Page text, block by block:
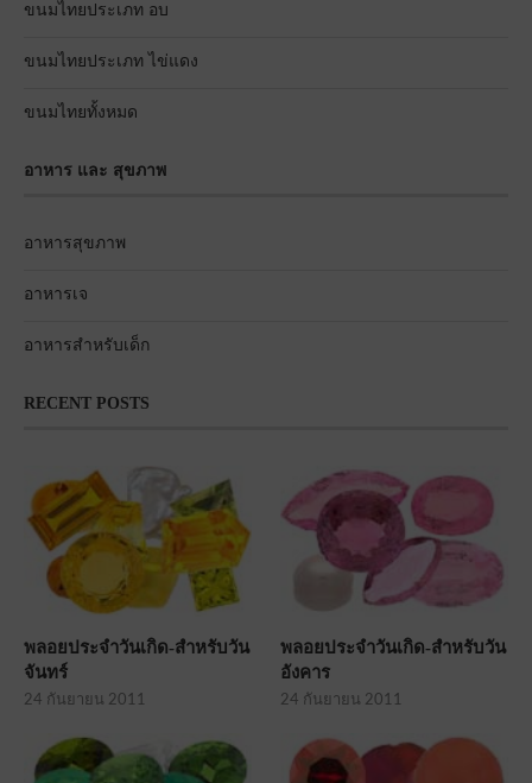
ขนมไทยประเภท อบ
ขนมไทยประเภท ไข่แดง
ขนมไทยทั้งหมด
อาหาร และ สุขภาพ
อาหารสุขภาพ
อาหารเจ
อาหารสำหรับเด็ก
RECENT POSTS
พลอยประจำวันเกิด-สำหรับวัน
จันทร์
24 กันยายน 2011
พลอยประจำวันเกิด-สำหรับวัน
อังคาร
24 กันยายน 2011